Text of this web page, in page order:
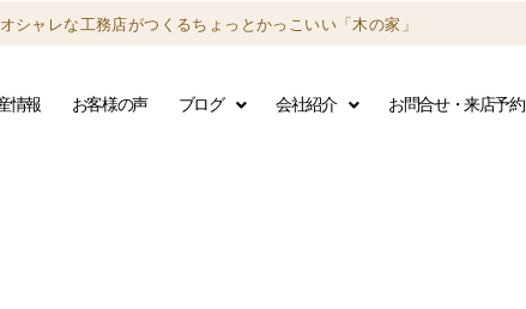
シャレな工務店がつくるちょっとかっこいい「木の家」
情報 お客様の声 ブログ 会社紹介 お問合せ・来店予約